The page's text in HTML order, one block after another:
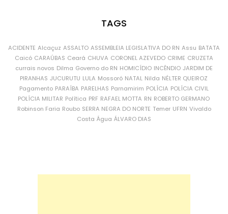
TAGS
ACIDENTE Alcaçuz ASSALTO ASSEMBLEIA LEGISLATIVA DO RN Assu BATATA
Caicó CARAÚBAS Ceará CHUVA CORONEL AZEVEDO CRIME CRUZETA
currais novos Dilma Governo do RN HOMICÍDIO INCÊNDIO JARDIM DE
PIRANHAS JUCURUTU LULA Mossoró NATAL Nilda NÉLTER QUEIROZ
Pagamento PARAÍBA PARELHAS Parnamirim POLÍCIA POLÍCIA CIVIL
POLÍCIA MILITAR Política PRF RAFAEL MOTTA RN ROBERTO GERMANO
Robinson Faria Roubo SERRA NEGRA DO NORTE Temer UFRN Vivaldo
Costa Água ÁLVARO DIAS